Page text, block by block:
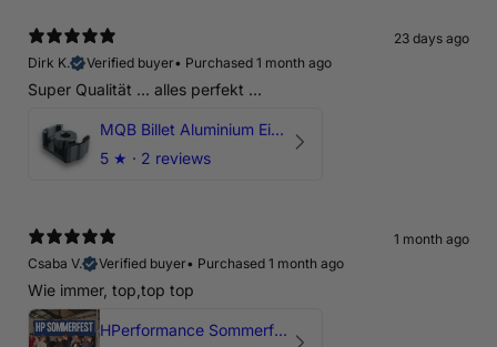
23 days ago
Dirk K.
Verified buyer• Purchased 1 month ago
Super Qualität ... alles perfekt ...
MQB Billet Aluminium Einsatz Drehmomentstütze - DOGBONE für Audi RS3, TTRS, RSQ3
5 ★ · 2 reviews
1 month ago
Csaba V.
Verified buyer• Purchased 1 month ago
Wie immer, top,top top
HPerformance Sommerfest 2026